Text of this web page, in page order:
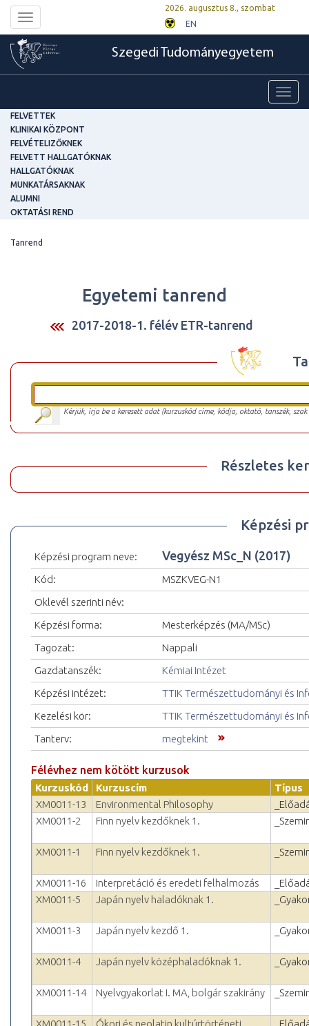
Toggle
navigation
2026. augusztus 8., szombat
EN
Szegedi Tudományegyetem
FELVETTEK
KLINIKAI KÖZPONT
FELVÉTELIZŐKNEK
FELVETT HALLGATÓKNAK
HALLGATÓKNAK
MUNKATÁRSAKNAK
ALUMNI
OKTATÁSI REND
Tanrend
Egyetemi tanrend
2017-2018-1. félév ETR-tanrend
Kérjük, írja be a keresett adat (kurzuskód címe, kódja, oktató, tanszék,
Részletes
Képzési
Képzési program neve: Vegyész MSc_N (2017)
Kód:
MSZKVEG-N1
Oklevél szerinti név:
Képzési forma:
Mesterképzés (MA/MSc)
Tagozat:
Nappali
Gazdatanszék:
Kémiai Intézet
Képzési intézet:
TTIK Természettudományi és
Kezelési kör:
TTIK Természettudományi és
Tanterv:
megtekint
Félévhez nem kötött kurzusok
Kurzuskód Kurzuscím
Típus
XM0011-13
Environmental Philosophy
XM0011-2
Finn nyelv kezdőknek 1.
XM0011-1 Finn nyelv kezdőknek 1.
XM0011-16 Interpretáció és eredeti felhalmozás
XM0011-5
Japán nyelv haladóknak 1.
XM0011-3 Japán nyelv kezdő 1.
XM0011-4 Japán nyelv középhaladóknak 1.
XM0011-14 Nyelvgyakorlat I. MA, bolgár szakirány